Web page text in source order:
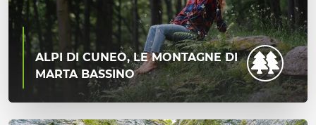
ALPI DI CUNEO, LE MONTAGNE DI
MARTA BASSINO